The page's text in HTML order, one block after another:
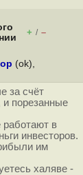
+ / –
(ok),
за счёт
и порезанные
работают в
инвесторов.
им
халяве -